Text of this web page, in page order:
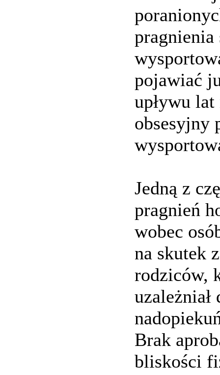
pragnienia
pojawiać
upływu
obsesyjny
Jedną z
pragnień
wobec
na skutek
rodziców,
uzależniał
Brak
bliskości